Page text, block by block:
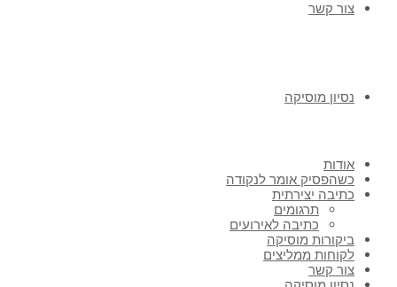
צור קשר
נסיון מוסיקה
אודות
כשהפסיק אומר לנקודה
כתיבה יצירתית
תרגומים
כתיבה לאירועים
ביקורות מוסיקה
לקוחות ממליצים
צור קשר